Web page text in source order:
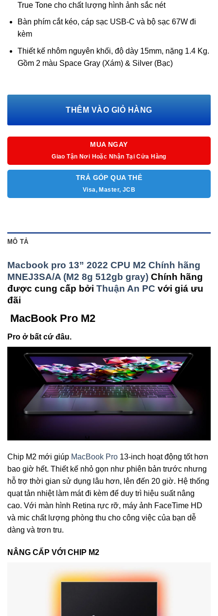
True Tone cho chất lượng hình ảnh sắc nét
Bàn phím cắt kéo, cáp sạc USB-C và bộ sạc 67W đi
kèm
Thiết kế nhôm nguyên khối, độ dày 15mm, nặng 1.4 Kg.
Gồm 2 màu Space Gray (Xám) & Silver (Bạc)
THÊM VÀO GIỎ HÀNG
MUA NGAY
Giao Tận Nơi Hoặc Nhận Tại Cửa Hàng
TRẢ GÓP QUA THẺ
Visa, Master, JCB
MÔ TẢ
Macbook pro 13” 2022 CPU M2 Chính hãng
MNEJ3SA/A (M2 8g 512gb gray) Chính hãng
được cung cấp bởi Thuận An PC với giá ưu
đãi
MacBook Pro M2
Pro ở bất cứ đâu.
Chip M2 mới giúp MacBook Pro 13-inch hoạt động tốt hơn
bao giờ hết. Thiết kế nhỏ gọn như phiên bản trước nhưng
hỗ trợ thời gian sử dụng lâu hơn, lên đến 20 giờ. Hệ thống
quạt tản nhiệt làm mát đi kèm để duy trì hiệu suất nâng
cao. Với màn hình Retina rực rỡ, máy ảnh FaceTime HD
và mic chất lượng phòng thu cho công việc của bạn dễ
dàng và trơn tru.
NÂNG CẤP VỚI CHIP M2